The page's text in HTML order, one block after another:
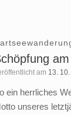
am 13.
ein herrliches
unseres